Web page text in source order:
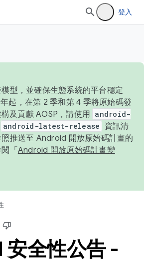
登入
型，並確保生態系統的平台穩定
起，在第 2 季和第 4 季將原始碼發
及貢獻 AOSP，請使用 android-
android-latest-release
資訊清
推送至 Android 開放原始碼計畫的
「 Android 開放原始碼計畫變
全性公告 -